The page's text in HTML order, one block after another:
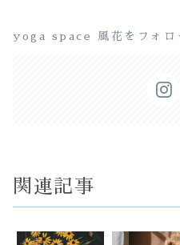
yoga space 風花をフォロ
関連記事